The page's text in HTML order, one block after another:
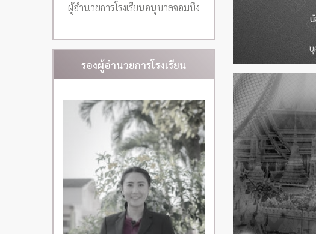
ผู้อำนวยการโรงเรียนอนุบาลจอมบึง
รองผู้อำนวยการโรงเรียน